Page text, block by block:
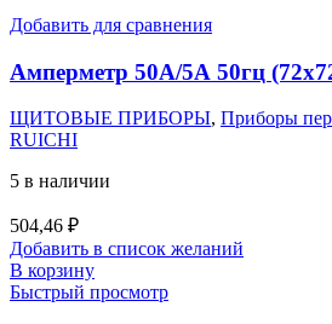
Добавить для сравнения
Амперметр 50А/5А 50гц
ЩИТОВЫЕ ПРИБОРЫ, Приборы
RUICHI
5 в наличии
504,46 ₽
Добавить в список желаний
В корзину
Быстрый просмотр